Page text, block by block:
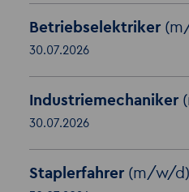
Betriebselektriker
30.07.2026
Industriemechaniker
30.07.2026
Staplerfahrer (m/w/d)